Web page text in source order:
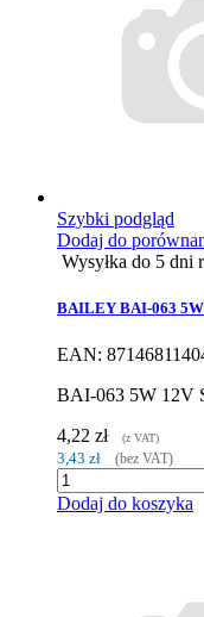
Szybki podgląd
Dodaj do
Wysyłka do 5 dni
BAILEY BAI-063 5W
EAN:
BAI-063 5W 12V
4,22 zł
(z VAT)
3,43 zł (bez VAT)
Dodaj do koszyka